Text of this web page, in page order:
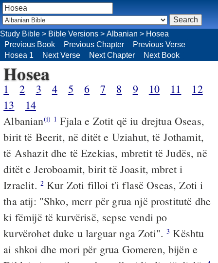
Study Bible > Bible Versions > Albanian > Hosea
Previous Book
Previous Chapter
Previous Verse
Hosea 1
Next Verse Next Chapter Next Book
Hosea
1 2 3 4 5 6 7 8 9 10 11
12
13
14
Albanian(i) 1 Fjala e Zotit që iu drejtua Oseas,
birit të Beerit, në ditët e Uziahut, të Jothamit,
të Ashazit dhe të Ezekias, mbretit të Judës, në
ditët e Jeroboamit, birit të Joasit, mbret i
Izraelit. 2 Kur Zoti filloi t'i flasë Oseas, Zoti i
tha atij: "Shko, merr për grua një prostitutë dhe
ki fëmijë të kurvërisë, sepse vendi po
kurvërohet duke u larguar nga Zoti".3 Kështu
ai shkoi dhe mori për grua Gomeren, bijën e